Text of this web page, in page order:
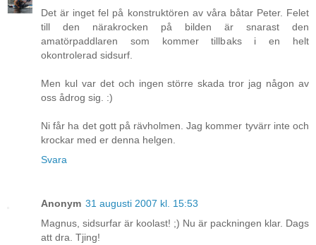
Det är inget fel på konstruktören av våra båtar Peter. Felet
till den närakrocken på bilden är snarast den
amatörpaddlaren som kommer tillbaks i en helt
okontrolerad sidsurf.
Men kul var det och ingen större skada tror jag någon av
oss ådrog sig. :)
Ni får ha det gott på rävholmen. Jag kommer tyvärr inte och
krockar med er denna helgen.
Svara
Anonym 31 augusti 2007 kl. 15:53
Magnus, sidsurfar är koolast! ;) Nu är packningen klar. Dags
att dra. Tjing!